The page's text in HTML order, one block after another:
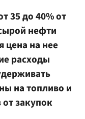
35 до 40% от
нефти
цена на нее
расходы
на топливо и
закупок